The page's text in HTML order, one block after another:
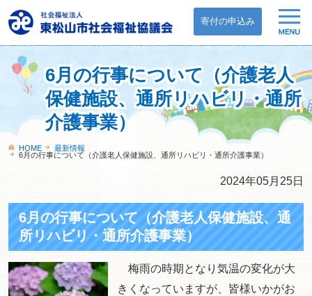
寄付の申込み
6月の行事について（介護老人
保健施設、通所リハビリ・通所
介護事業）
HOME
最新情報
6月の行事について（介護老人保健施設、通所リハビリ・通所介護事業）
2024年05月25日
6月の行事について（介護老人保健施設、通
所リハビリ・通所介護事業）
梅雨の時期となり気温の変化が大
きくなっていますが、皆様いかがお